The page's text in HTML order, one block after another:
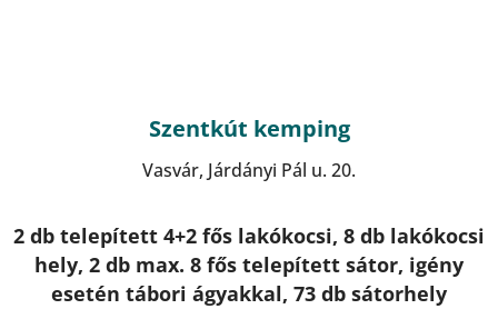
Szentkút kemping
Vasvár, Járdányi Pál u. 20.
2 db telepített 4+2 fős lakókocsi, 8 db lakókocsi
hely, 2 db max. 8 fős telepített sátor, igény
esetén tábori ágyakkal, 73 db sátorhely